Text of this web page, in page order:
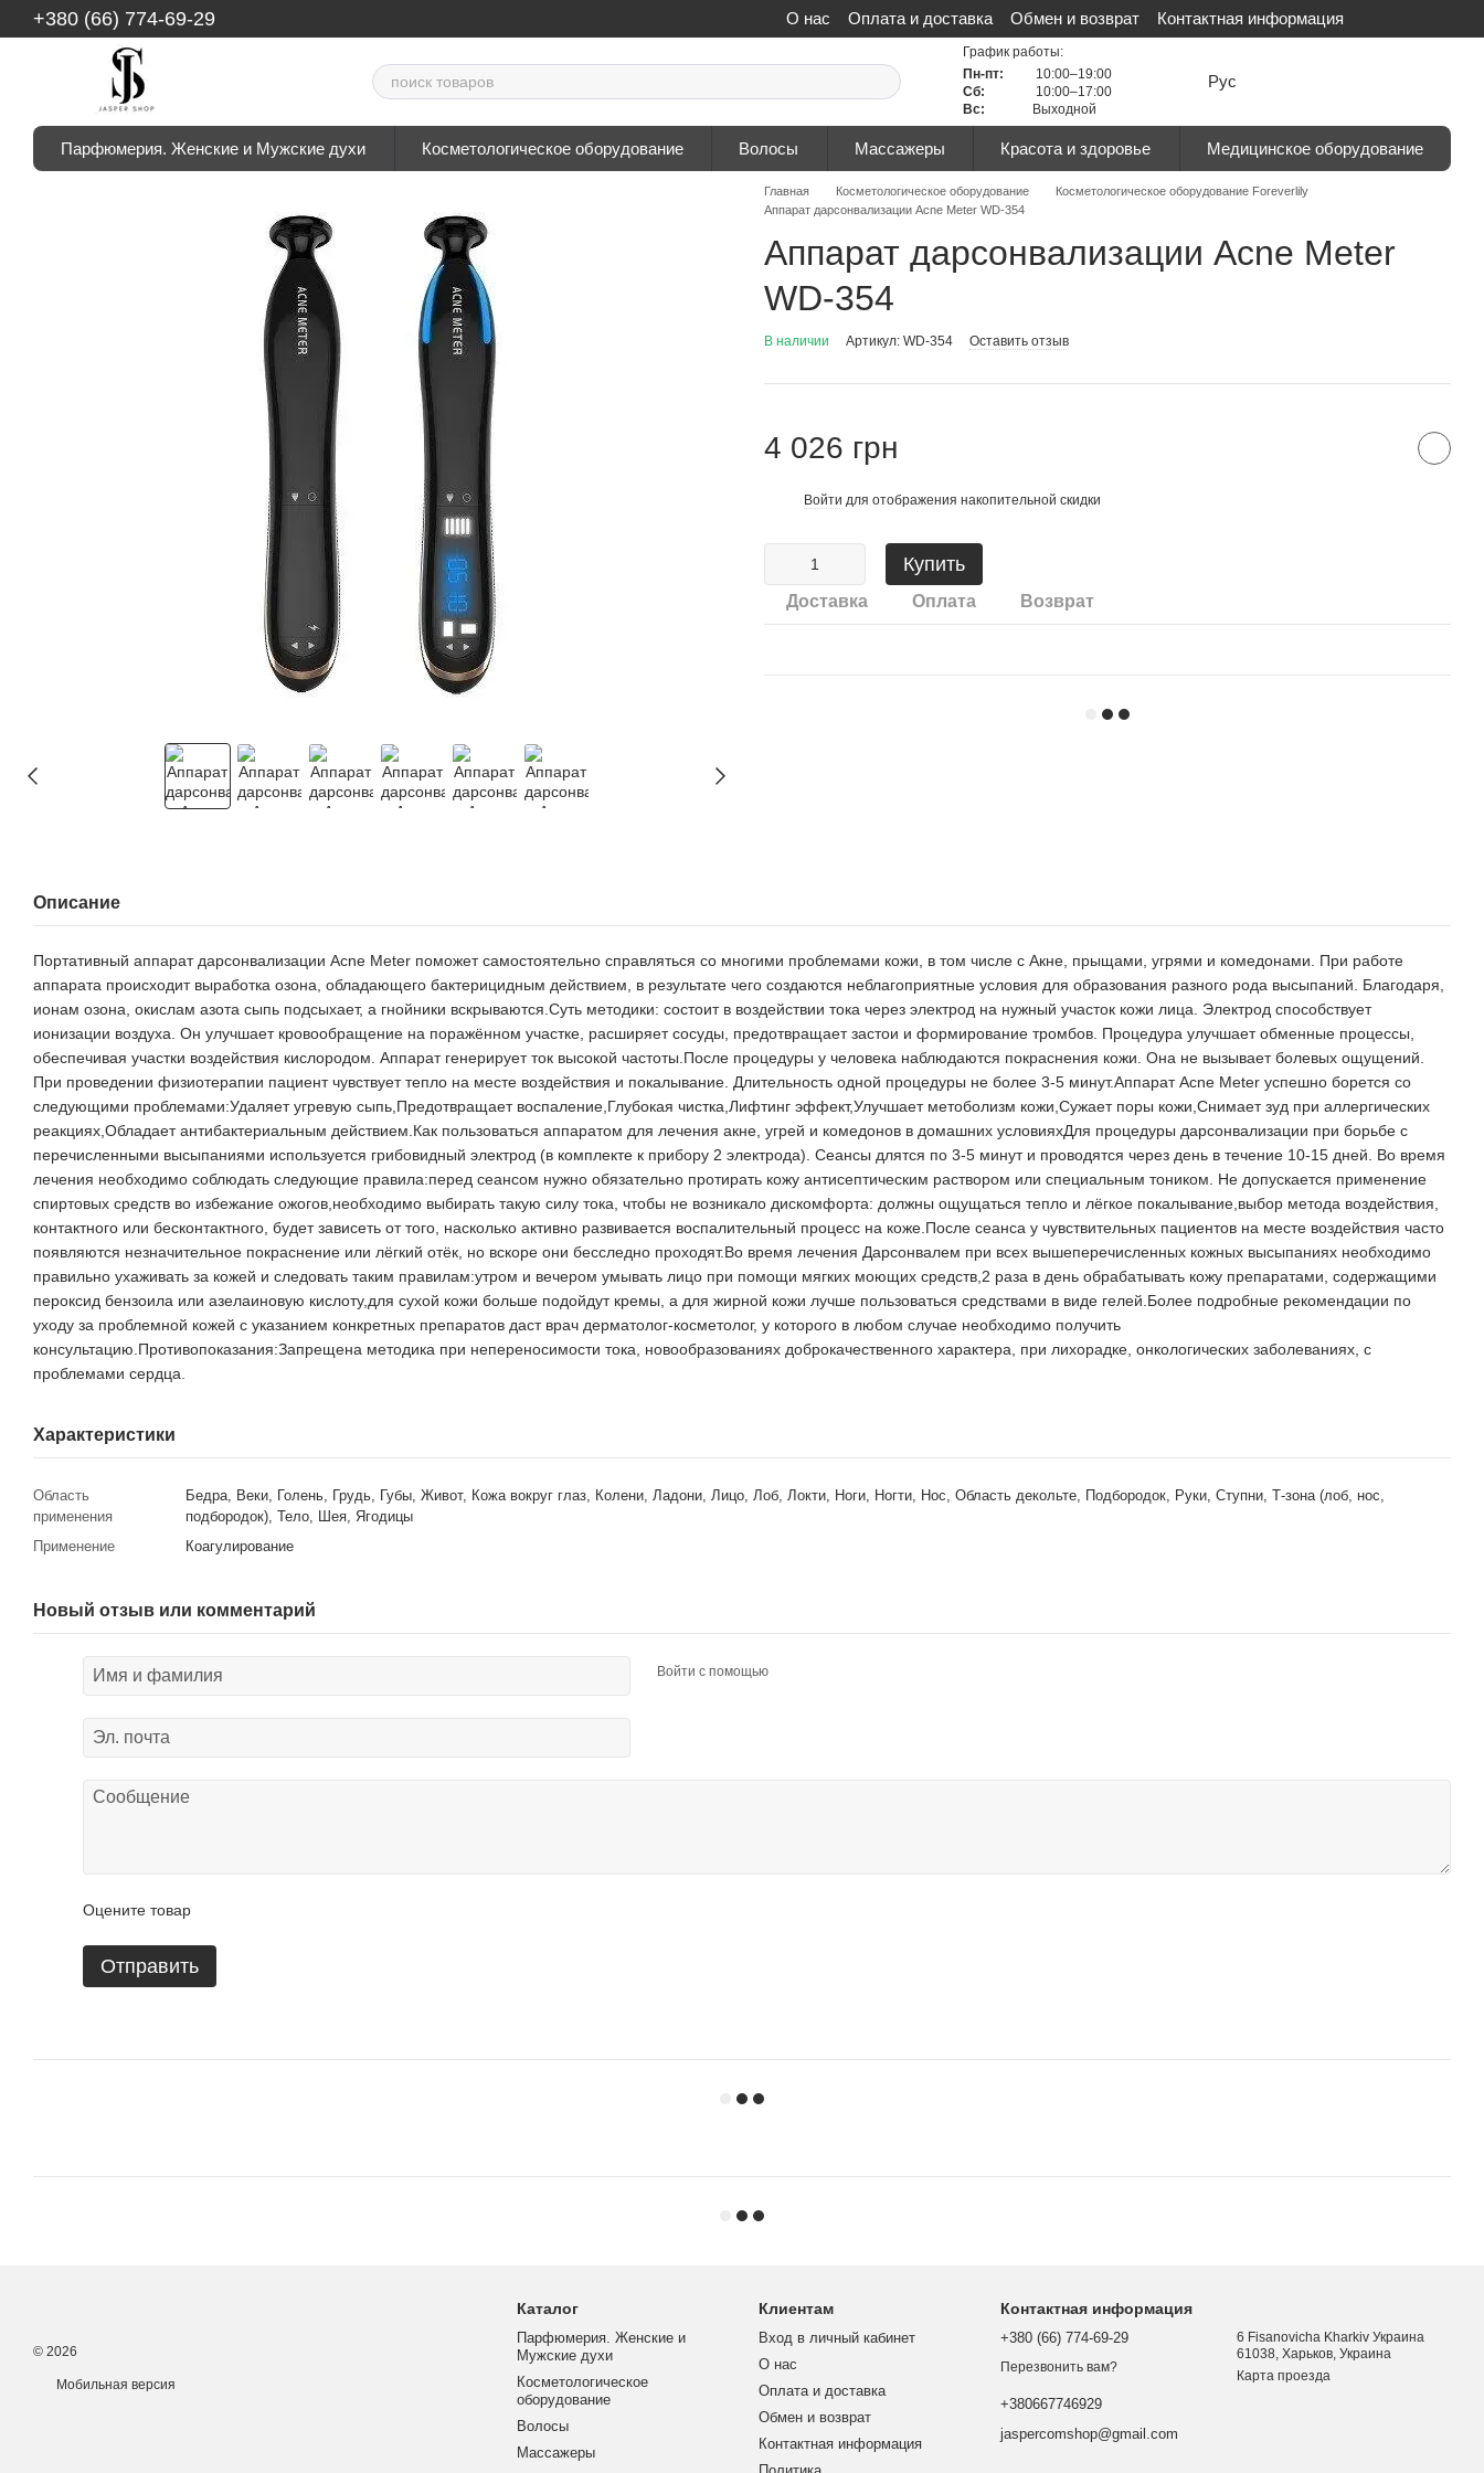
Перейти к основному контенту
+380 (66) 774-69-29 О нас Оплата и доставка Обмен и возврат
Контактная информация
Политика конфиденциальности
Сертификаты Отзывы о магазине
График работы:
Пн-пт:
10:00–19:00
Сб:
10:00–17:00
Вс:
Выходной
Рус
Парфюмерия. Женские и Мужские духи Косметологическое оборудование Волосы Массажеры Красота и здоровье Медицинское оборудование
Главная Косметологическое оборудование
Косметологическое оборудование Foreverlily
Аппарат дарсонвализации Acne Meter WD-354
Аппарат дарсонвализации Acne Meter
WD-354
В наличии Артикул: WD-354 Оставить отзыв
4 026 грн
Войти для отображения накопительной скидки
Купить
Доставка Оплата Возврат
Описание
Портативный аппарат дарсонвализации Acne Meter поможет самостоятельно справляться со многими проблемами кожи, в том числе с Акне, прыщами, угрями и комедонами. При работе
аппарата происходит выработка озона, обладающего бактерицидным действием, в результате чего создаются неблагоприятные условия для образования разного рода высыпаний. Благодаря,
ионам озона, окислам азота сыпь подсыхает, а гнойники вскрываются.Суть методики: состоит в воздействии тока через электрод на нужный участок кожи лица. Электрод способствует
ионизации воздуха. Он улучшает кровообращение на поражённом участке, расширяет сосуды, предотвращает застои и формирование тромбов. Процедура улучшает обменные процессы,
обеспечивая участки воздействия кислородом. Аппарат генерирует ток высокой частоты.После процедуры у человека наблюдаются покраснения кожи. Она не вызывает болевых ощущений.
При проведении физиотерапии пациент чувствует тепло на месте воздействия и покалывание. Длительность одной процедуры не более 3-5 минут.Аппарат Acne Meter успешно борется со
следующими проблемами:Удаляет угревую сыпь,Предотвращает воспаление,Глубокая чистка,Лифтинг эффект,Улучшает метоболизм кожи,Сужает поры кожи,Снимает зуд при аллергических
реакциях,Обладает антибактериальным действием.Как пользоваться аппаратом для лечения акне, угрей и комедонов в домашних условияхДля процедуры дарсонвализации при борьбе с
перечисленными высыпаниями используется грибовидный электрод (в комплекте к прибору 2 электрода). Сеансы длятся по 3-5 минут и проводятся через день в течение 10-15 дней. Во время
лечения необходимо соблюдать следующие правила:перед сеансом нужно обязательно протирать кожу антисептическим раствором или специальным тоником. Не допускается применение
спиртовых средств во избежание ожогов,необходимо выбирать такую силу тока, чтобы не возникало дискомфорта: должны ощущаться тепло и лёгкое покалывание,выбор метода воздействия,
контактного или бесконтактного, будет зависеть от того, насколько активно развивается воспалительный процесс на коже.После сеанса у чувствительных пациентов на месте воздействия часто
появляются незначительное покраснение или лёгкий отёк, но вскоре они бесследно проходят.Во время лечения Дарсонвалем при всех вышеперечисленных кожных высыпаниях необходимо
правильно ухаживать за кожей и следовать таким правилам:утром и вечером умывать лицо при помощи мягких моющих средств,2 раза в день обрабатывать кожу препаратами, содержащими
пероксид бензоила или азелаиновую кислоту,для сухой кожи больше подойдут кремы, а для жирной кожи лучше пользоваться средствами в виде гелей.Более подробные рекомендации по
уходу за проблемной кожей с указанием конкретных препаратов даст врач дерматолог-косметолог, у которого в любом случае необходимо получить
консультацию.Противопоказания:Запрещена методика при непереносимости тока, новообразованиях доброкачественного характера, при лихорадке, онкологических заболеваниях, с
проблемами сердца.
Характеристики
Область
применения
Бедра, Веки, Голень, Грудь, Губы, Живот, Кожа вокруг глаз, Колени, Ладони, Лицо, Лоб, Локти, Ноги, Ногти, Нос, Область декольте, Подбородок, Руки, Ступни, Т-зона (лоб, нос,
подбородок), Тело, Шея, Ягодицы
Применение
Коагулирование
Новый отзыв или комментарий
Войти с помощью
Оцените товар
Отправить
© 2026
Мобильная версия
Каталог
Парфюмерия. Женские и
Мужские духи
Косметологическое
оборудование
Волосы
Массажеры
Клиентам
Вход в личный кабинет
О нас
Оплата и доставка
Обмен и возврат
Контактная информация
Контактная информация
+380 (66) 774-69-29
Перезвонить вам?
+380667746929
jaspercomshop@gmail.com
6 Fisanovicha Kharkiv Украина
61038, Харьков, Украина
Карта проезда